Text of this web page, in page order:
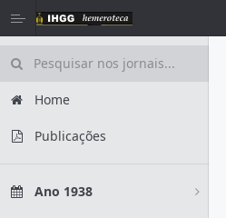
Home
Publicações
Ano 1938